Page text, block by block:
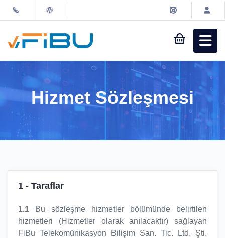
Girişi
Alan Adı
Hosting & Reseller
Sanal Sunucu
Kurumsal
Hizmet Sözleşmesi
1 - Taraflar
1.1 Bu sözleşme hizmetler bölümünde belirtilen
hizmetleri (Hizmetler olarak anılacaktır) sağlayan
FiBu Telekomünikasyon Bilişim San. Tic. Ltd. Şti.